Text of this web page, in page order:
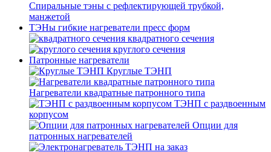
Спиральные тэны с рефлектирующей трубкой,
манжетой
ТЭНы гибкие нагреватели пресс форм
квадратного сечения
круглого сечения
Патронные нагреватели
Круглые ТЭНП
Нагреватели квадратные патронного типа
ТЭНП с раздвоенным
корпусом
Опции для
патронных нагревателей